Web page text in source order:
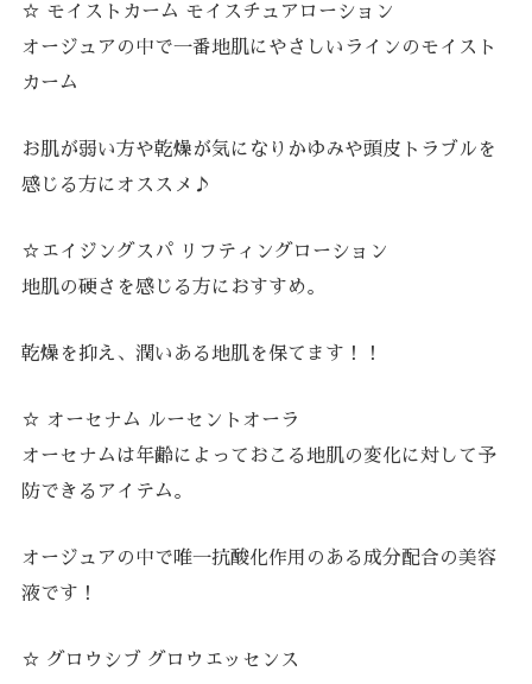
☆ モイストカーム モイスチュアローション
オージュアの中で一番地肌にやさしいラインのモイスト
カーム
お肌が弱い方や乾燥が気になりかゆみや頭皮トラブルを
感じる方にオススメ♪
☆エイジングスパ リフティングローション
地肌の硬さを感じる方におすすめ。
乾燥を抑え、潤いある地肌を保てます！！
☆ オーセナム ルーセントオーラ
オーセナムは年齢によっておこる地肌の変化に対して予
防できるアイテム。
オージュアの中で唯一抗酸化作用のある成分配合の美容
液です！
☆ グロウシブ グロウエッセンス